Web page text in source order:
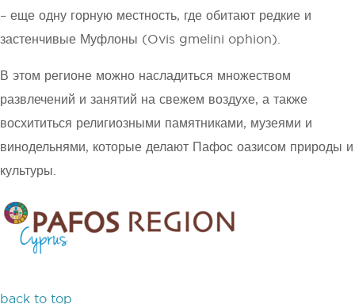
– еще одну горную местность, где обитают редкие и
застенчивые Муфлоны (Ovis gmelini ophion).
В этом регионе можно насладиться множеством
развлечений и занятий на свежем воздухе, а также
восхититься религиозными памятниками, музеями и
винодельнями, которые делают Пафос оазисом природы и
культуры.
back to top